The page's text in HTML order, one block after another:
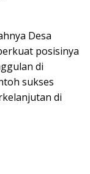
Desa
posisinya
di
sukses
di